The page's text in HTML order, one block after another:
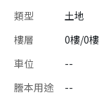
類型 土地
樓層
0樓/0樓
車位
--
謄本用途
--